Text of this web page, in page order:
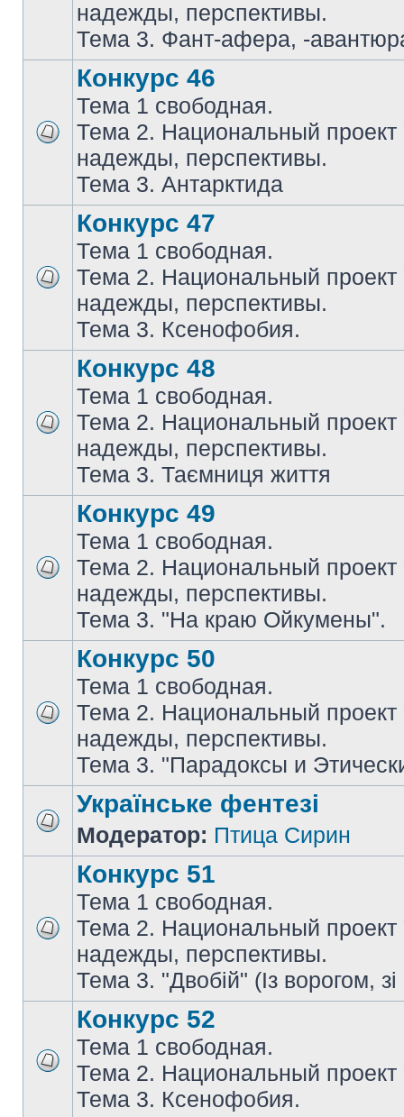
надежды, перспективы.
Тема 3. Фант-афера, -
Конкурс 46
Тема 1 свободная.
Тема 2. Национальный
надежды, перспективы.
Тема 3. Антарктида
Конкурс 47
Тема 1 свободная.
Тема 2. Национальный
надежды, перспективы.
Тема 3. Ксенофобия.
Конкурс 48
Тема 1 свободная.
Тема 2. Национальный
надежды, перспективы.
Тема 3. Таємниця життя
Конкурс 49
Тема 1 свободная.
Тема 2. Национальный
надежды, перспективы.
Тема 3. "На краю Ойкумены".
Конкурс 50
Тема 1 свободная.
Тема 2. Национальный
надежды, перспективы.
Тема 3. "Парадоксы и
Українське фентезі
Модератор: Птица Сирин
Конкурс 51
Тема 1 свободная.
Тема 2. Национальный
надежды, перспективы.
Тема 3. "Двобій" (Із ворогом,
Конкурс 52
Тема 1 свободная.
Тема 2. Национальный проект
Тема 3. Ксенофобия.